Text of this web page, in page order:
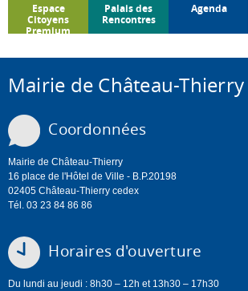
Espace
Citoyens
Premium
Palais des
Rencontres
Agenda
Mairie de Château-Thierry
Coordonnées
Mairie de Château-Thierry
16 place de l'Hôtel de Ville - B.P.20198
02405 Château-Thierry cedex
Tél. 03 23 84 86 86
Horaires d'ouverture
Du lundi au jeudi : 8h30 – 12h et 13h30 – 17h30